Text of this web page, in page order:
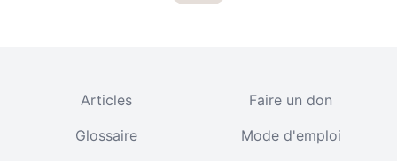
Articles
Faire un don
Glossaire
Mode d'emploi